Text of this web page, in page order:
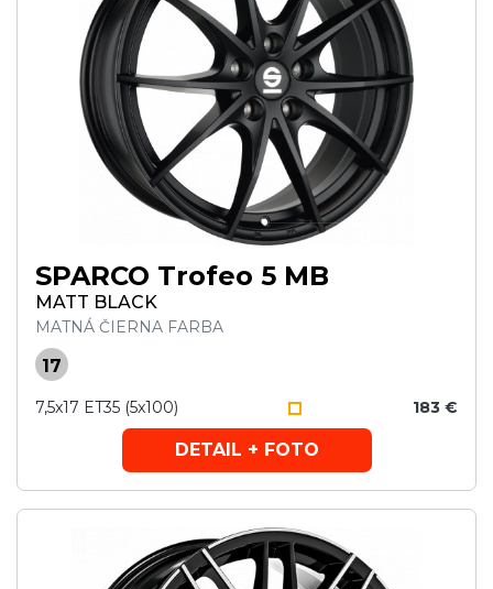
SPARCO Trofeo 5 MB
MATT BLACK
MATNÁ ČIERNA FARBA
17
7,5x17 ET35 (5x100) 183 €
DETAIL + FOTO